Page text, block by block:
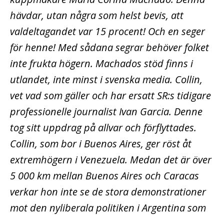
hävdar, utan några som helst bevis, att
valdeltagandet var 15 procent! Och en seger
för henne! Med sådana segrar behöver folket
inte frukta högern. Machados stöd finns i
utlandet, inte minst i svenska media. Collin,
vet vad som gäller och har ersatt SR:s tidigare
professionelle journalist Ivan Garcia. Denne
tog sitt uppdrag på allvar och förflyttades.
Collin, som bor i Buenos Aires, ger röst åt
extremhögern i Venezuela. Medan det är över
5 000 km mellan Buenos Aires och Caracas
verkar hon inte se de stora demonstrationer
mot den nyliberala politiken i Argentina som